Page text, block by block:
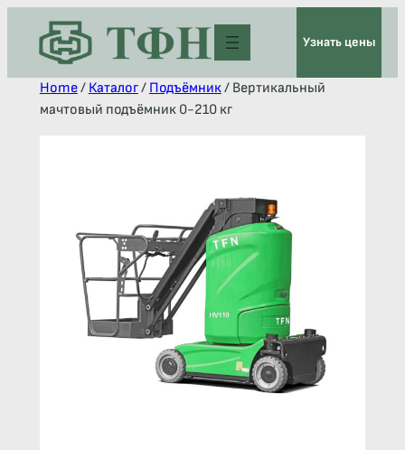
Узнать цены
Home/ Каталог/ Подъёмник/ Вертикальный
мачтовый подъёмник 0-210 кг